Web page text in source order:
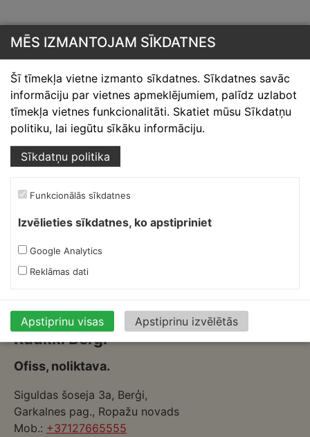
Skārdnieks M
Ofiss, ražošana, noliktava.
Izmēģinātāju iela 1a,
Mob.:+37126317230
Darba laiki
darbadienās 08:00-17:00
svētdienās brīvs
Ruukki Berģi
Ofiss, noliktava.
Siguldas šoseja 3a, Berģi,
Garkalnes pag., Ropažu novads
Mob.: +37127665555
MĒS IZMANTOJAM SĪKDATNES
Šī tīmekļa vietne izmanto sīkdatnes. Sīkdatnes savāc
informāciju par vietnes apmeklējumiem, palīdz uzlabot
tīmekļa vietnes funkcionalitāti. Skatiet mūsu Sīkdatņu
politiku, lai iegūtu sīkāku informāciju.
Sīkdatņu politika
Funkcionālās sīkdatnes
Izvēlieties sīkdatnes, ko apstipriniet
Google Analytics
Reklāmas dati
Apstiprinu visas Apstiprinu izvēlētās